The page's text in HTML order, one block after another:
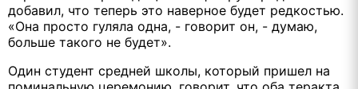
добавил, что теперь это наверное будет редкостью.
«Она просто гуляла одна, - говорит он, - думаю,
больше такого не будет».
Один студент средней школы, который пришел на